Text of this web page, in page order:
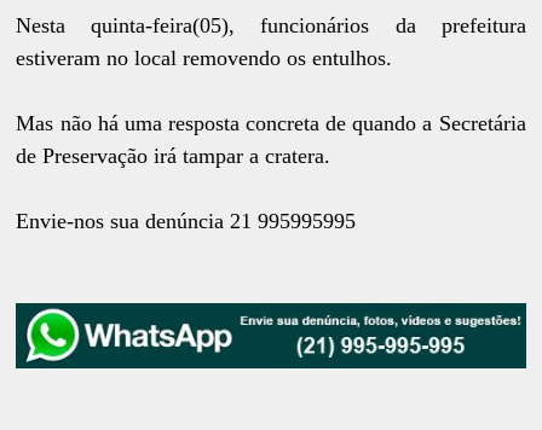
Nesta quinta-feira(05), funcionários da prefeitura
estiveram no local removendo os entulhos.
Mas não há uma resposta concreta de quando a Secretária
de Preservação irá tampar a cratera.
Envie-nos sua denúncia 21 995995995